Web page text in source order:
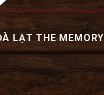
LẠT THE MEMORY